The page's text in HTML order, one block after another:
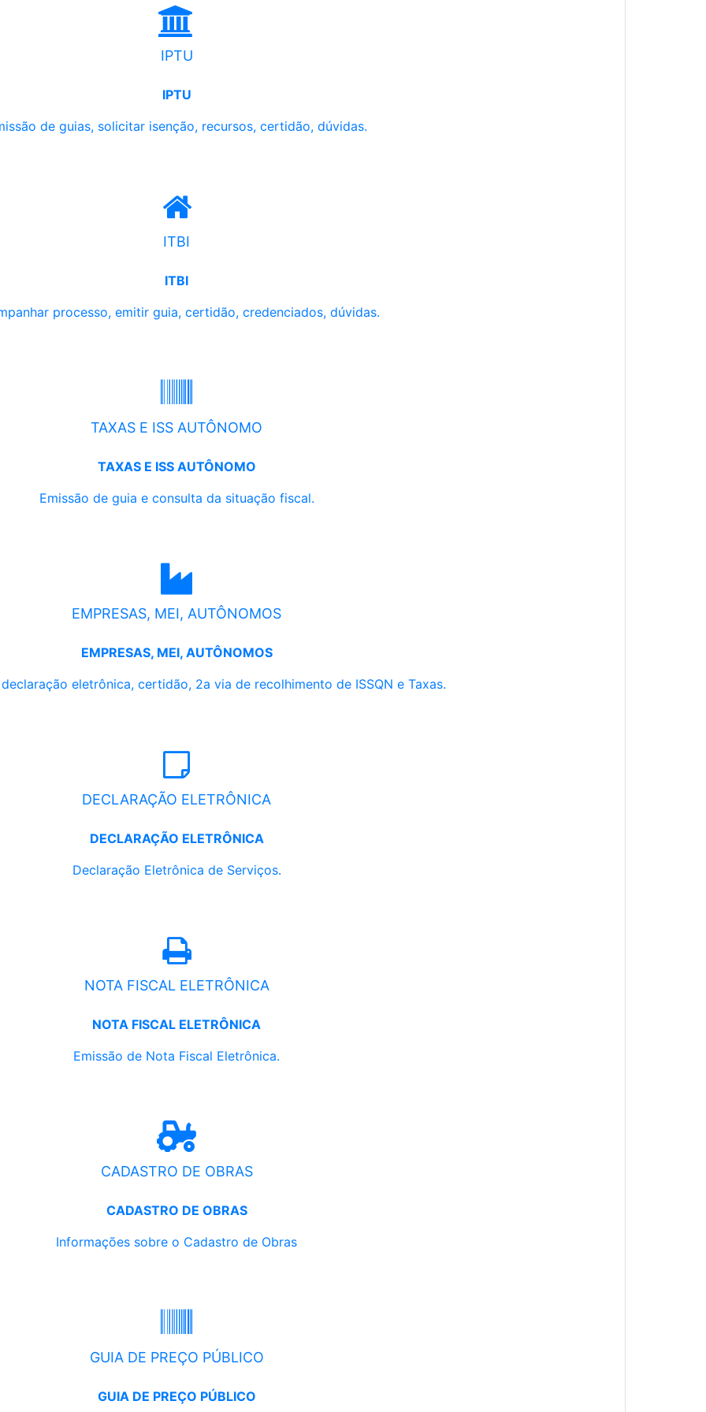
IPTU
IPTU
de guias, solicitar isenção, recursos, certidão, dúvidas.
ITBI
ITBI
processo, emitir guia, certidão, credenciados, dúvidas.
TAXAS E ISS AUTÔNOMO
TAXAS E ISS AUTÔNOMO
Emissão de guia e consulta da situação fiscal.
EMPRESAS, MEI, AUTÔNOMOS
EMPRESAS, MEI, AUTÔNOMOS
eletrônica, certidão, 2a via de recolhimento de ISSQN e Taxas.
DECLARAÇÃO ELETRÔNICA
DECLARAÇÃO ELETRÔNICA
Declaração Eletrônica de Serviços.
NOTA FISCAL ELETRÔNICA
NOTA FISCAL ELETRÔNICA
Emissão de Nota Fiscal Eletrônica.
CADASTRO DE OBRAS
CADASTRO DE OBRAS
Informações sobre o Cadastro de Obras
GUIA DE PREÇO PÚBLICO
GUIA DE PREÇO PÚBLICO